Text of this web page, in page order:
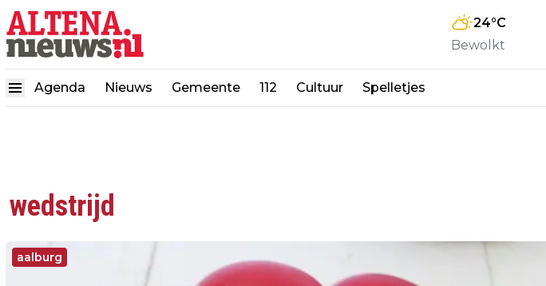
24°C
Bewolkt
Agenda Nieuws Gemeente 112 Cultuur Spelletjes
wedstrijd
aalburg